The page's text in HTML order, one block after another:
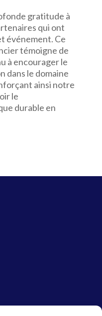
gratitude à
qui ont
événement. Ce
témoigne de
à encourager le
dans le domaine
ainsi notre
le
durable en